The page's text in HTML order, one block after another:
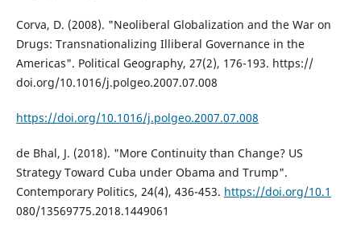
Corva, D. (2008). "Neoliberal Globalization and the War on
Drugs: Transnationalizing Illiberal Governance in the
Americas". Political Geography, 27(2), 176-193. https://
doi.org/10.1016/j.polgeo.2007.07.008
https://doi.org/10.1016/j.polgeo.2007.07.008
de Bhal, J. (2018). "More Continuity than Change? US
Strategy Toward Cuba under Obama and Trump".
Contemporary Politics, 24(4), 436-453. https://doi.org/10.1
080/13569775.2018.1449061